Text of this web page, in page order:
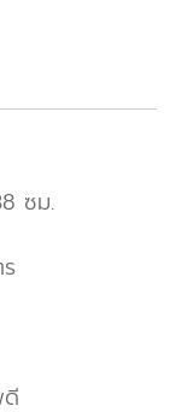
ซม.
ลิตร